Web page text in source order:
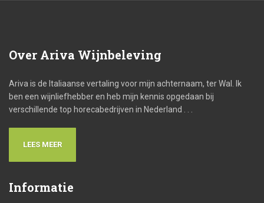
Over Ariva Wijnbeleving
Ariva is de Italiaanse vertaling voor mijn achternaam, ter Wal. Ik
ben een wijnliefhebber en heb mijn kennis opgedaan bij
verschillende top horecabedrijven in Nederland . . .
LEES MEER
Informatie